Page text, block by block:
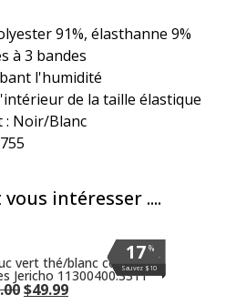
91%, élasthanne 9%
à 3 bandes
l'humidité
de la taille élastique
: Noir/Blanc
intéresser ....
%
.
17
Sauvez $10
%
.
17
Sauvez $10
%
.
17
Sauvez $10
%
.
17
Sauvez $10
%
.
17
Sauvez $10
%
.
17
Sauvez $10
vert thé/blanc coquille
Jericho 11300400.3311
$49.99